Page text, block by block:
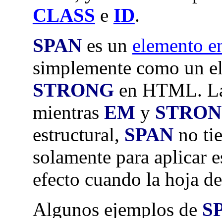
CLASS e ID.
SPANes un elemento
simplemente como un
STRONGen HTML.
mientras EM y
estructural, SPANno
solamente para aplicar
efecto cuando la hoja
Algunos ejemplos de